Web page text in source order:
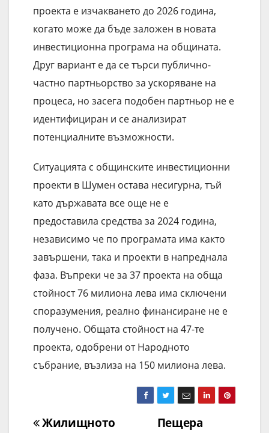
проекта е изчакването до 2026 година,
когато може да бъде заложен в новата
инвестиционна програма на общината.
Друг вариант е да се търси публично-
частно партньорство за ускоряване на
процеса, но засега подобен партньор не е
идентифициран и се анализират
потенциалните възможности.
Ситуацията с общинските инвестиционни
проекти в Шумен остава несигурна, тъй
като държавата все още не е
предоставила средства за 2024 година,
независимо че по програмата има както
завършени, така и проекти в напреднала
фаза. Въпреки че за 37 проекта на обща
стойност 76 милиона лева има сключени
споразумения, реално финансиране не е
получено. Общата стойност на 47-те
проекта, одобрени от Народното
събрание, възлиза на 150 милиона лева.
Навигация
Пещера
Жилищното